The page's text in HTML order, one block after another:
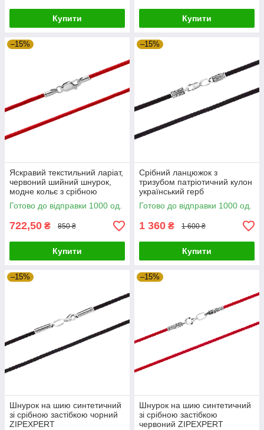
Купити Купити
–15%
Яскравий текстильний ларіат,
червоний шийний шнурок,
модне кольє з срібною
застібкою, намисто-
трансформер
Готово до відправки 1000 од.
722,50 ₴ 850 ₴
Купити
–15%
Срібний ланцюжок з
тризубом патріотичний кулон
український герб
Готово до відправки 1000 од.
1 360 ₴ 1 600 ₴
Купити
–15%
Шнурок на шию синтетичний
зі срібною застібкою чорний
ZIPEXPERT
–15%
Шнурок на шию синтетичний
зі срібною застібкою
червоний ZIPEXPERT